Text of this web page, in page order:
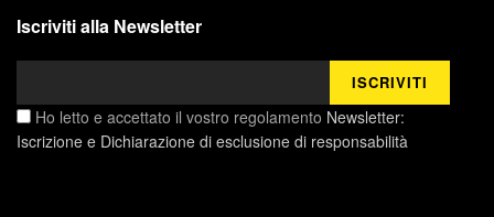
Iscriviti alla Newsletter
Ho letto e accettato il vostro regolamento Newsletter:
Iscrizione e Dichiarazione di esclusione di responsabilità